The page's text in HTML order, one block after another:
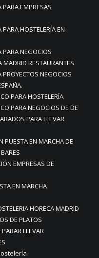
EMPRESAS
HOSTELERÍA EN
PARA NEGOCIOS
MADRID RESTAURANTES
NEGOCIOS
PARA HOSTELERÍA
PARA NEGOCIOS DE DE
PARA LLEVAR
PUESTA EN MARCHA DE
EMPRESAS DE
EN MARCHA
HORECA MADRID
DE PLATOS
LLEVAR